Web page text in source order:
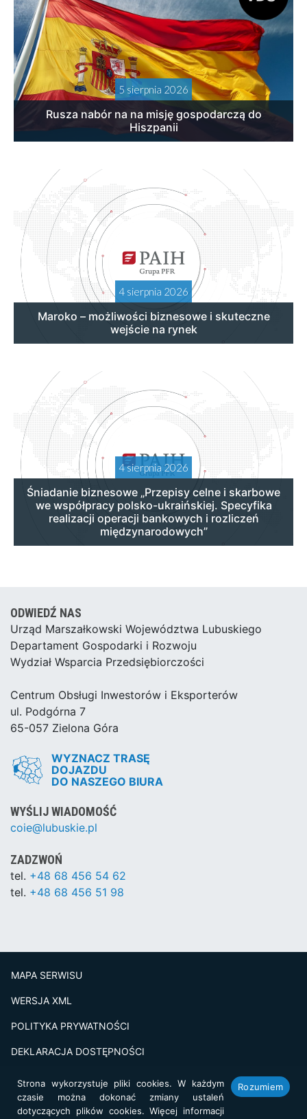
5 sierpnia 2026
Rusza nabór na na misję gospodarczą do
Hiszpanii
4 sierpnia 2026
Maroko – możliwości biznesowe i skuteczne
wejście na rynek
4 sierpnia 2026
Śniadanie biznesowe „Przepisy celne i skarbowe
we współpracy polsko-ukraińskiej. Specyfika
realizacji operacji bankowych i rozliczeń
międzynarodowych”
ODWIEDŹ NAS
Urząd Marszałkowski Województwa Lubuskiego
Departament Gospodarki i Rozwoju
Wydział Wsparcia Przedsiębiorczości
Centrum Obsługi Inwestorów i Eksporterów
ul. Podgórna 7
65-057 Zielona Góra
WYZNACZ TRASĘ
DOJAZDU
DO NASZEGO BIURA
WYŚLIJ WIADOMOŚĆ
coie@lubuskie.pl
ZADZWOŃ
tel. +48 68 456 54 62
tel. +48 68 456 51 98
MAPA SERWISU
WERSJA XML
POLITYKA PRYWATNOŚCI
DEKLARACJA DOSTĘPNOŚCI
Projekt i realizacja: netkoncept.com
Strona wykorzystuje pliki cookies. W każdym
czasie można dokonać zmiany ustaleń
dotyczących plików cookies. Więcej informacji
Rozumiem